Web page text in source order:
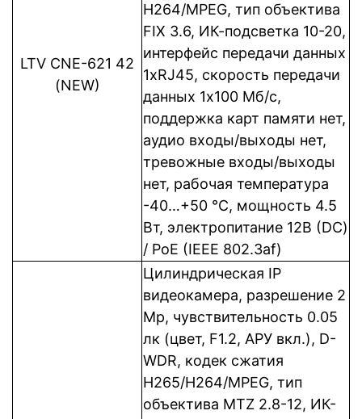
LTV CNE-621 42
(NEW)
H264/MPEG, тип объектива
FIX 3.6, ИК-подсветка 10-20,
интерфейс передачи данных
1xRJ45, cкорость передачи
данных 1x100 Мб/с,
поддержка карт памяти нет,
аудио входы/выходы нет,
тревожные входы/выходы
нет, рабочая температура
-40…+50 °C, мощность 4.5
Вт, электропитание 12В (DC)
/ PoE (IEEE 802.3af)
Цилиндрическая IP
видеокамера, разрешение 2
Mp, чувствительность 0.05
лк (цвет, F1.2, АРУ вкл.), D-
WDR, кодек сжатия
Н265/H264/MPEG, тип
объектива MTZ 2.8-12, ИК-